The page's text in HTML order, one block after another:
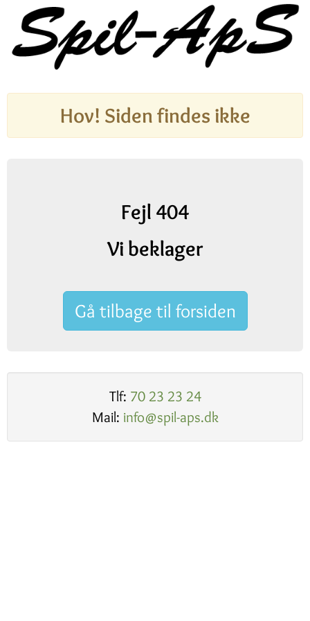
Hov! Siden findes ikke
Fejl 404
Vi beklager
Gå tilbage til forsiden
Tlf: 70 23 23 24
Mail: info@spil-aps.dk